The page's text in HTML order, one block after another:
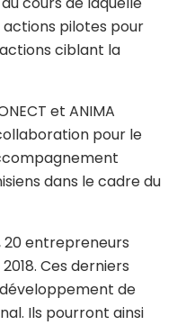
pilotes pour
ciblant la
et ANIMA
pour le
dans le cadre du
entrepreneurs
Ces derniers
de
Ils pourront ainsi